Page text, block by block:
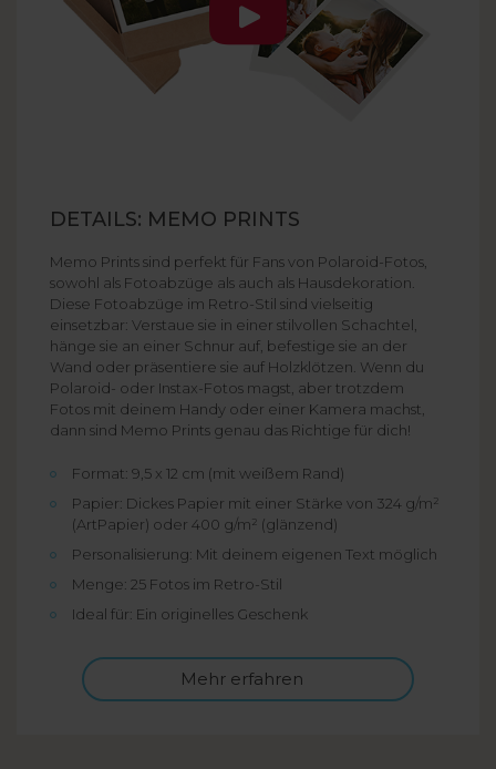
DETAILS: MEMO PRINTS
Memo Prints sind perfekt für Fans von Polaroid-Fotos,
sowohl als Fotoabzüge als auch als Hausdekoration.
Diese Fotoabzüge im Retro-Stil sind vielseitig
einsetzbar: Verstaue sie in einer stilvollen Schachtel,
hänge sie an einer Schnur auf, befestige sie an der
Wand oder präsentiere sie auf Holzklötzen. Wenn du
Polaroid- oder Instax-Fotos magst, aber trotzdem
Fotos mit deinem Handy oder einer Kamera machst,
dann sind Memo Prints genau das Richtige für dich!
Format: 9,5 x 12 cm (mit weißem Rand)
Papier: Dickes Papier mit einer Stärke von 324 g/m²
(ArtPapier) oder 400 g/m² (glänzend)
Personalisierung: Mit deinem eigenen Text möglich
Menge: 25 Fotos im Retro-Stil
Ideal für: Ein originelles Geschenk
Mehr erfahren